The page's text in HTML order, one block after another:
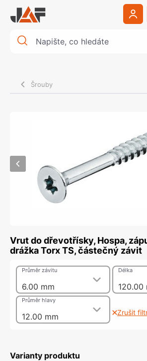
Šrouby
Vrut do dřevotřísky, Hospa,
drážka Torx TS, částečný závit
6.00 mm
Průměr závitu
120.00
Délka
12.00 mm
Průměr hlavy
Zrušit
Varianty produktu